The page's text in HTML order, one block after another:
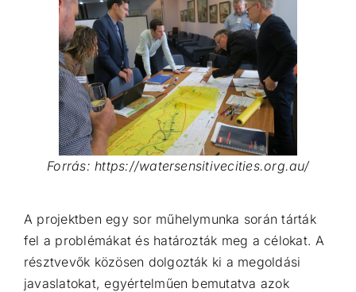
Forrás: https://watersensitivecities.org.au/
A projektben egy sor műhelymunka során tárták
fel a problémákat és határozták meg a célokat. A
résztvevők közösen dolgozták ki a megoldási
javaslatokat, egyértelműen bemutatva azok